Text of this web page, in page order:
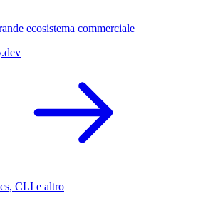
ecosistema commerciale
CLI e altro